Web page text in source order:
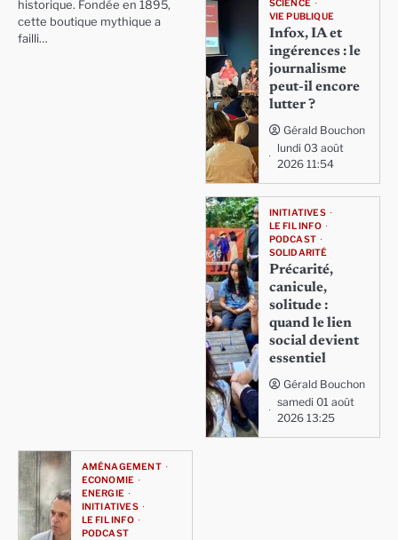
historique. Fondée en 1895,
cette boutique mythique a
failli…
SCIENCE
VIE PUBLIQUE
Infox, IA et
ingérences : le
journalisme
peut-il encore
lutter ?
Gérald Bouchon
lundi 03 août
2026 11:54
INITIATIVES
LE FIL INFO
PODCAST
SOLIDARITÉ
Précarité,
canicule,
solitude :
quand le lien
social devient
essentiel
Gérald Bouchon
samedi 01 août
2026 13:25
AMÉNAGEMENT
ECONOMIE
ENERGIE
INITIATIVES
LE FIL INFO
PODCAST